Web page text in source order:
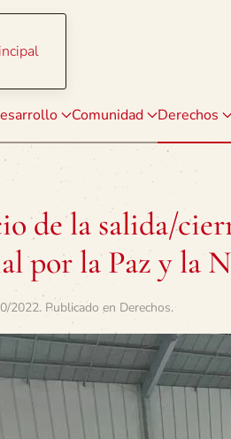
Comunidad Derechos
de la salida/
por la Paz y la
2022. Publicado en Derechos.